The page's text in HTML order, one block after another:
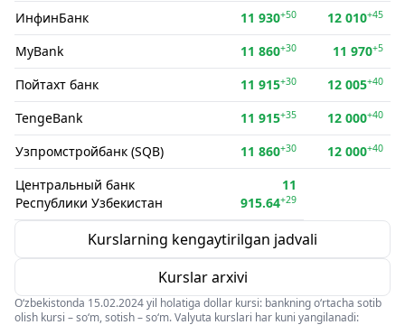
ИнфинБанк 11 930+50 12 010+45
MyBank 11 860+30 11 970+5
Пойтахт банк 11 915+30 12 005+40
TengeBank 11 915+35 12 000+40
Узпромстройбанк (SQB) 11 860+30 12 000+40
Центральный банк
Республики Узбекистан
11
915.64+29
Kurslarning kengaytirilgan jadvali
Kurslar arxivi
O‘zbekistonda 15.02.2024 yil holatiga dollar kursi: bankning o‘rtacha sotib
olish kursi – so‘m, sotish – so‘m. Valyuta kurslari har kuni yangilanadi: